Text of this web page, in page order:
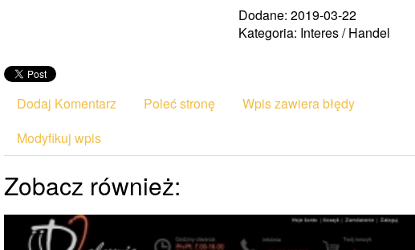
Dodane: 2019-03-22
Kategoria: Interes / Handel
Dodaj Komentarz Poleć stronę
Wpis zawiera błędy
Modyfikuj wpis
Zobacz również: